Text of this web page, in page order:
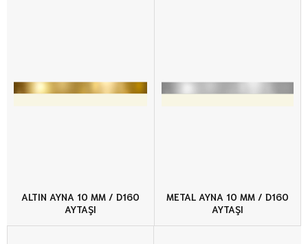
ALTIN AYNA 10 MM / D160
AYTAŞI
METAL AYNA 10 MM / D160
AYTAŞI